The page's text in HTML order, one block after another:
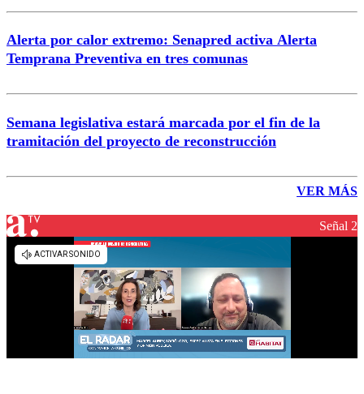
Alerta por calor extremo: Senapred activa Alerta
Temprana Preventiva en tres comunas
Semana legislativa estará marcada por el fin de la
tramitación del proyecto de reconstrucción
VER MÁS
Señal 2